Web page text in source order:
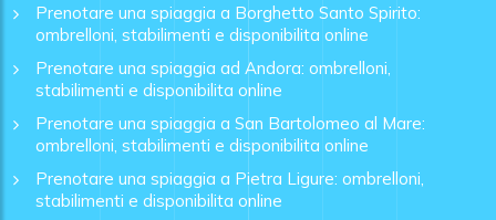
Prenotare una spiaggia a Borghetto Santo Spirito:
ombrelloni, stabilimenti e disponibilita online
Prenotare una spiaggia ad Andora: ombrelloni,
stabilimenti e disponibilita online
Prenotare una spiaggia a San Bartolomeo al Mare:
ombrelloni, stabilimenti e disponibilita online
Prenotare una spiaggia a Pietra Ligure: ombrelloni,
stabilimenti e disponibilita online